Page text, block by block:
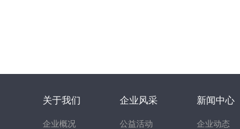
关于我们
企业概况
企业风采
公益活动
新闻中心
企业动态